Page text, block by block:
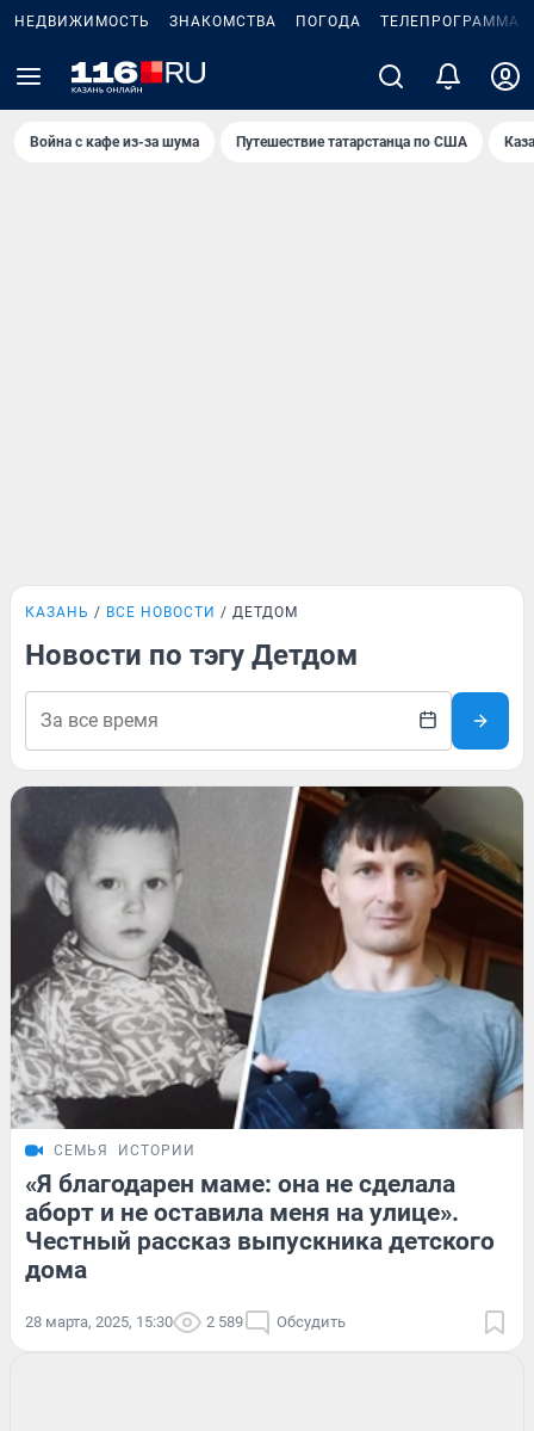
НЕДВИЖИМОСТЬ ЗНАКОМСТВА ПОГОДА ТЕЛЕПРОГРАММА
Война с кафе из-за шума Путешествие татарстанца по США
КАЗАНЬ ВСЕ НОВОСТИ ДЕТДОМ
Новости по тэгу Детдом
СЕМЬЯ ИСТОРИИ
«Я благодарен маме: она не сделала
аборт и не оставила меня на улице».
Честный рассказ выпускника детского
дома
28 марта, 2025, 15:30 2 589 Обсудить